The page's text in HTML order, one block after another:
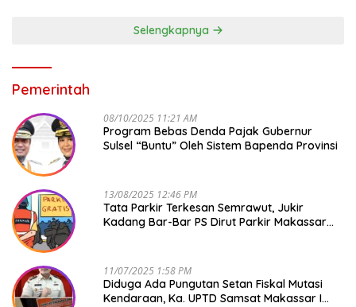
Selengkapnya
Pemerintah
08/10/2025 11:21 AM
Program Bebas Denda Pajak Gubernur
Sulsel “Buntu” Oleh Sistem Bapenda Provinsi
13/08/2025 12:46 PM
Tata Parkir Terkesan Semrawut, Jukir
Kadang Bar-Bar PS Dirut Parkir Makassar
11/07/2025 1:58 PM
Diduga Ada Pungutan Setan Fiskal Mutasi
Kendaraan, Ka. UPTD Samsat Makassar I